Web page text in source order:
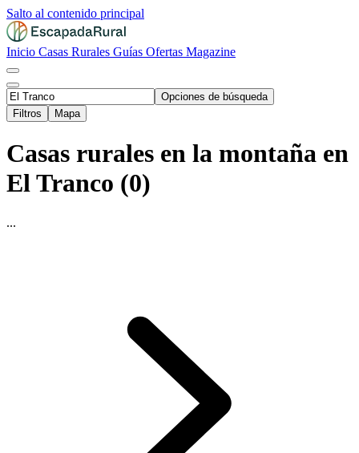
Salto al contenido principal
Inicio Casas Rurales Guías Ofertas Magazine
Opciones de búsqueda
Filtros
Mapa
Casas rurales en la montaña en
El Tranco (0)
...